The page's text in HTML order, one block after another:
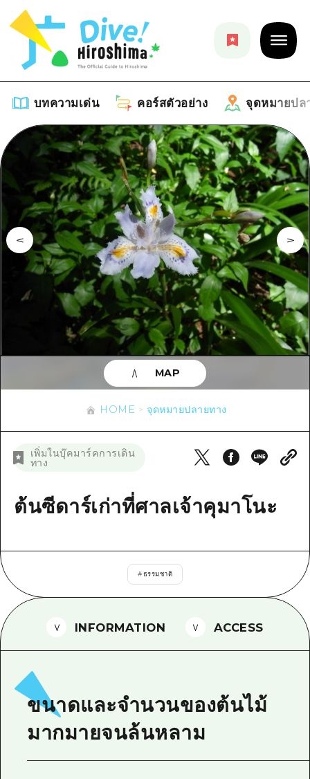
บทความเด่น คอร์สตัวอย่าง จุดหมายปล
บทความเด่น
รายการ
คำแนะนำ
ศิลปะ
งานอีเว้นท์ / เทศกาล
อาหารรสเลิศ / สุรา
การปั่นจักรยาน
ช้อปปิ้ง
กีฬา
สถานบันเทิงยามค่ำคืน
มาตรฐาน
การรักษา
ธรรมชาติ
คอร์สตัวอย่าง
รายการ
คู่มือ Dive! Hiroshima
ฮิโรชิม่า โมชิ โมชิ ทราเวล
บริเวณรอบเมืองฮิโรชิม่า
บิงโก
บริเวณรอบๆ มิยาจิมะ
จุดหมายปลายทาง
รายการ
บริเวณรอบเมืองฮิโรชิม่า
อากิ
บิงโก
บิโฮคุ
เกโฮคุ
จังหวัดเอฮิเมะ
อีเว้นท์
ข้อมูลตามฤดูกาล
ข้อมูลที่เป็นประโยชน์
รายการ
เข้าถึงเข้าถึง
สรุปการจราจรรอง
ตั๋วเที่ยวคุ้มค่าตั๋วเที่ยวคุ้มค่า
ฮิโรชิม่า ฟรี Wi-Fi
คำถามที่พบบ่อย
ดาวน์โหลดรูปภาพ
ข่าว
HOME จุดหมายปลายทาง
เพิ่มในบุ๊คมาร์คการเดิน
ทาง
ต้นซีดาร์เก่าที่ศาลเจ้าคุมาโนะ
#ธรรมชาติ
MAP
INFORMATION ACCESS
ขนาดและจำนวนของต้นไม้
มากมายจนล้นหลาม